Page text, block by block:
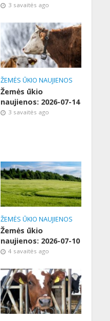
3 savaitės ago
ŽEMĖS ŪKIO NAUJIENOS
Žemės ūkio
naujienos: 2026-07-14
3 savaitės ago
ŽEMĖS ŪKIO NAUJIENOS
Žemės ūkio
naujienos: 2026-07-10
4 savaitės ago